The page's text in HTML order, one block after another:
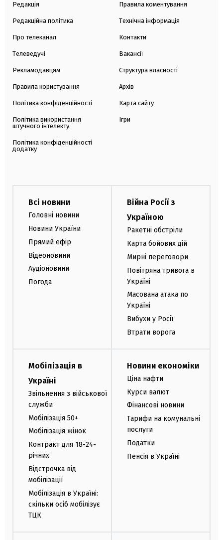
Редакція
Редакційна політика
Про телеканал
Телеведучі
Рекламодавцям
Правила користування
Політика конфіденційності
Політика використання
штучного інтелекту
Політика конфіденційності
додатку
Правила коментування
Технічна інформація
Контакти
Вакансії
Структура власності
Архів
Карта сайту
Ігри
Всі новини
Головні новини
Новини України
Прямий ефір
Відеоновини
Аудіоновини
Погода
Війна Росії з
Україною
Ракетні обстріли
Карта бойових дій
Мирні переговори
Повітряна тривога в
Україні
Масована атака по
Україні
Вибухи у Росії
Втрати ворога
Мобілізація в
Україні
Звільнення з військової
служби
Мобілізація 50+
Мобілізація жінок
Контракт для 18-24-
річних
Відстрочка від
мобілізації
Мобілізація в Україні:
скільки осіб мобілізує
ТЦК
Новини економіки
Ціна нафти
Курси валют
Фінансові новини
Тарифи на комунальні
послуги
Податки
Пенсія в Україні